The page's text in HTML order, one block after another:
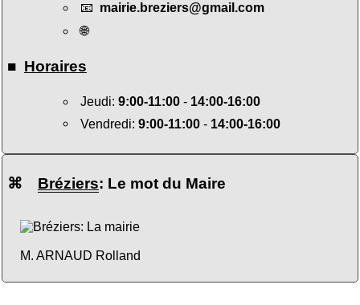
📧 mairie.breziers@gmail.com
🌐
■ Horaires
Jeudi: 9:00-11:00- 14:00-16:00
Vendredi: 9:00-11:00- 14:00-16:00
⌘ Bréziers: Le mot du Maire
M. ARNAUD Rolland